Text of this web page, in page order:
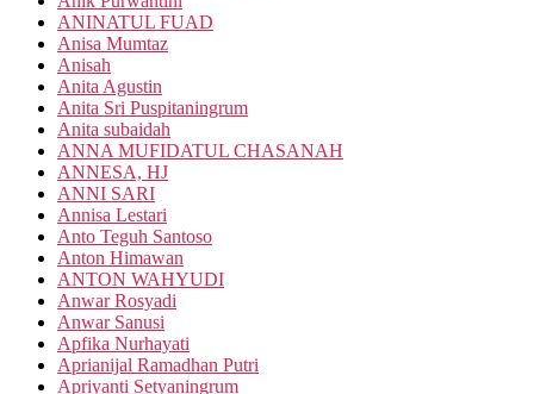
ANINATUL FUAD
Anisa Mumtaz
Anisah
Anita Agustin
Anita Sri Puspitaningrum
Anita subaidah
ANNA MUFIDATUL CHASANAH
ANNESA, HJ
ANNI SARI
Annisa Lestari
Anto Teguh Santoso
Anton Himawan
ANTON WAHYUDI
Anwar Rosyadi
Anwar Sanusi
Apfika Nurhayati
Aprianijal Ramadhan Putri
Apriyanti Setyaningrum